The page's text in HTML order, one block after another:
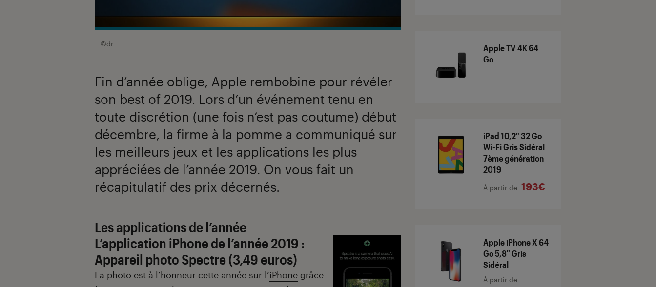
©dr
Fin d’année oblige, Apple rembobine pour révéler
son best of 2019. Lors d’un événement tenu en
toute discrétion (une fois n’est pas coutume) début
décembre, la firme à la pomme a communiqué sur
les meilleurs jeux et les applications les plus
appréciées de l’année 2019. On vous fait un
récapitulatif des prix décernés.
Introduction
Les applications de l’année
L’application iPhone de l’année 2019 :
Appareil photo Spectre (3,49 euros)
La photo est à l’honneur cette année sur l’iPhone grâce
Apple TV 4K 64
Go
iPad 10,2" 32 Go
Wi-Fi Gris Sidéral
7ème génération
2019
À partir de 193€
Apple iPhone X 64
Go 5,8" Gris
Sidéral
À partir de